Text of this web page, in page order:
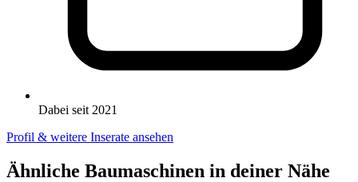
Dabei seit 2021
Profil & weitere Inserate ansehen
Ähnliche Baumaschinen in deiner Nähe